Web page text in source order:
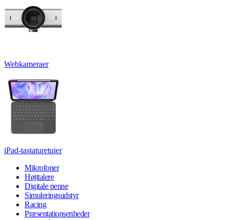
Webkameraer
iPad-tastaturetuier
Mikrofoner
Højttalere
Digitale penne
Simuleringsudstyr
Racing
Præsentationsenheder